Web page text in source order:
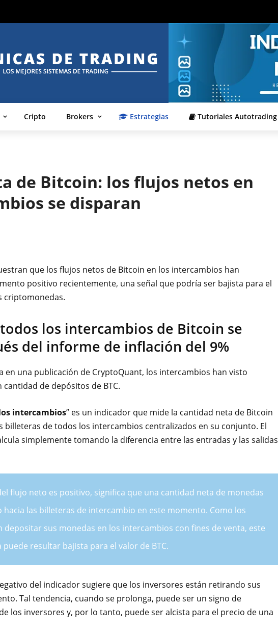
Cripto Brokers Estrategias Tutoriales Autotrading
de Bitcoin: los flujos netos en
se disparan
que los flujos netos de Bitcoin en los intercambios han
positivo recientemente, una señal que podría ser bajista para el
criptomonedas.
los intercambios de Bitcoin se
del informe de inflación del 9%
en una publicación de CryptoQuant, los intercambios han visto
de depósitos de BTC.
intercambios” es un indicador que mide la cantidad neta de Bitcoin
billeteras de todos los intercambios centralizados en su conjunto. El
simplemente tomando la diferencia entre las entradas y las salidas
flujo neto es positivo, significa que una cantidad neta de monedas
hacia las billeteras de intercambio en este momento. Como los
depositar sus monedas en los intercambios con fines de venta, este
resultar bajista para el valor de BTC.
del indicador sugiere que los inversores están retirando sus
Tal tendencia, cuando se prolonga, puede ser un signo de
los inversores y, por lo tanto, puede ser alcista para el precio de una